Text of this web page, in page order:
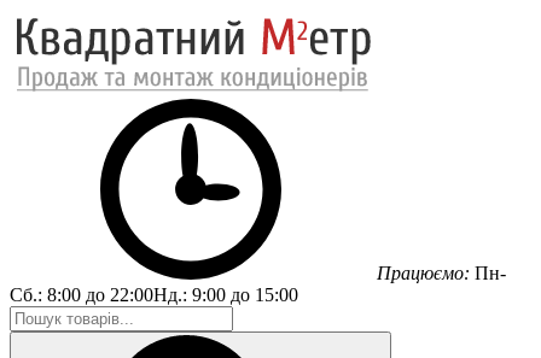
Працюємо: Пн-
Сб.: 8:00 до 22:00Нд.: 9:00 до 15:00